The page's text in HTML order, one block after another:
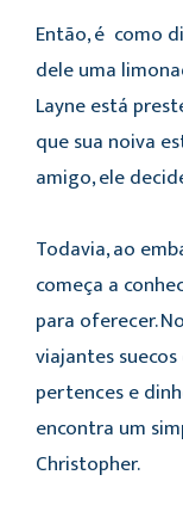
Então, é como
dele uma
Layne está
que sua noiva
amigo, ele
Todavia, ao
começa a
para oferecer.
viajantes
pertences e
encontra um
Christopher.